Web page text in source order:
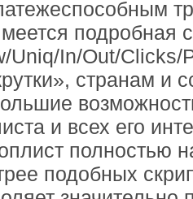
подробная
Uniq/In/Out/Clicks/
странам и
и всех его
полностью
подобных